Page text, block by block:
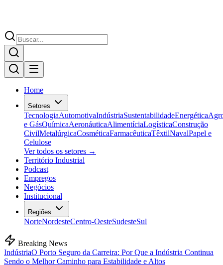
Home
Setores
TecnologiaAutomotivaIndústriaSustentabilidadeEnergética
e GásQuímicaAeronáuticaAlimentíciaLogísticaConstrução
CivilMetalúrgicaCosméticaFarmacêuticaTêxtilNavalPapel e
Celulose
Ver todos os setores →
Território Industrial
Podcast
Empregos
Negócios
Institucional
Regiões
NorteNordesteCentro-OesteSudesteSul
Breaking News
IndústriaO Porto Seguro da Carreira: Por Que a Indústria Continua
Sendo o Melhor Caminho para Estabilidade e Altos